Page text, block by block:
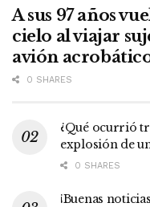
A sus 97 años
cielo al viajar
avión
0 SHARES
¿Qué ocurrió
explosión de
0 SHARES
¡Buenas